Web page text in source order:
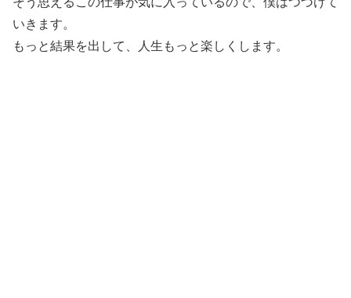
いきます。
もっと結果を出して、人生もっと楽しくします。